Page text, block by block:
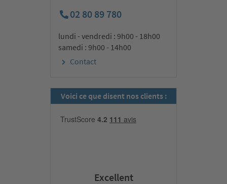
02 80 89 780
lundi - vendredi : 9h00 - 18h00
samedi : 9h00 - 14h00
Contact
Voici ce que disent nos clients :
Excellent